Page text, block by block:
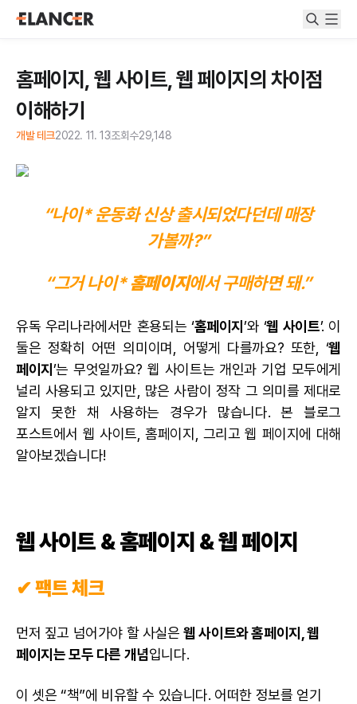
홈페이지, 웹 사이트, 웹 페이지의 차이점
이해하기
개발 테크2022. 11. 13조회수29,148
“나이* 운동화 신상 출시되었다던데 매장
가볼까?”
“그거 나이*홈페이지에서 구매하면 돼.”
유독 우리나라에서만 혼용되는 ‘홈페이지 ’와 ‘웹 사이트’. 이
둘은 정확히 어떤 의미이며, 어떻게 다를까요? 또한, ‘웹
페이지 ’는 무엇일까요? 웹 사이트는 개인과 기업 모두에게
널리 사용되고 있지만, 많은 사람이 정작 그 의미를 제대로
알지 못한 채 사용하는 경우가 많습니다. 본 블로그
포스트에서 웹 사이트, 홈페이지, 그리고 웹 페이지에 대해
알아보겠습니다!
웹 사이트 & 홈페이지 & 웹 페이지
✔ 팩트 체크
먼저 짚고 넘어가야 할 사실은웹 사이트와 홈페이지, 웹
페이지는 모두 다른 개념입니다.
이 셋은 “책”에 비유할 수 있습니다. 어떠한 정보를 얻기